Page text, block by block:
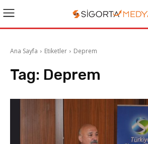
Ana Sayfa Etiketler Deprem
Tag: Deprem